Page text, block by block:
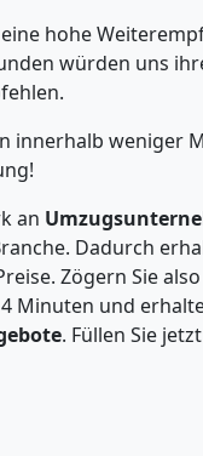
hohe
würden uns
innerhalb weniger
an
Dadurch
Zögern Sie
Minuten und
. Füllen Sie